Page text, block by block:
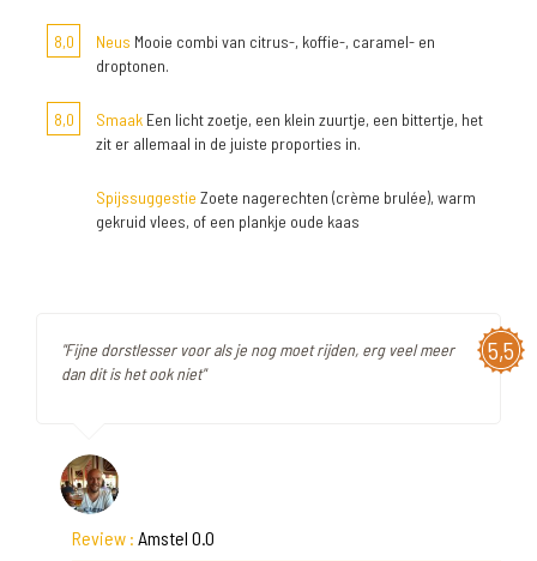
8,0 Neus Mooie combi van citrus-, koffie-, caramel- en
droptonen.
8,0 Smaak Een licht zoetje, een klein zuurtje, een bittertje, het
zit er allemaal in de juiste proporties in.
Spijssuggestie Zoete nagerechten (crème brulée), warm
gekruid vlees, of een plankje oude kaas
5,5
"Fijne dorstlesser voor als je nog moet rijden, erg veel meer
dan dit is het ook niet"
Review : Amstel 0.0